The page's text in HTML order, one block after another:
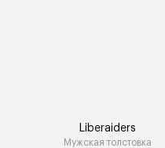
Liberaiders
Мужская толстовка